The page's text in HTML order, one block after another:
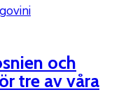
och
tre av våra